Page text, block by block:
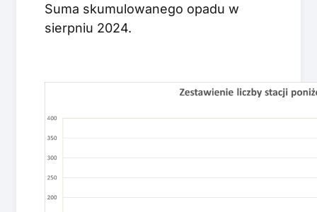
Suma skumulowanego opadu w
sierpniu 2024.